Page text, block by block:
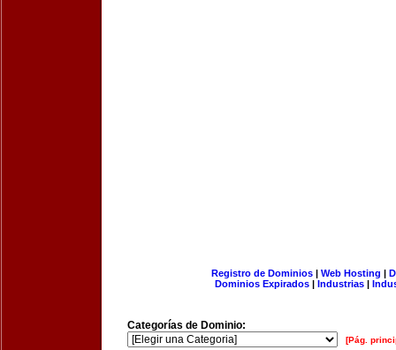
Registro de Dominios| Web Hosting |
Dominios Expirados | Industrias |
Categorías de Dominio:
[Pág.